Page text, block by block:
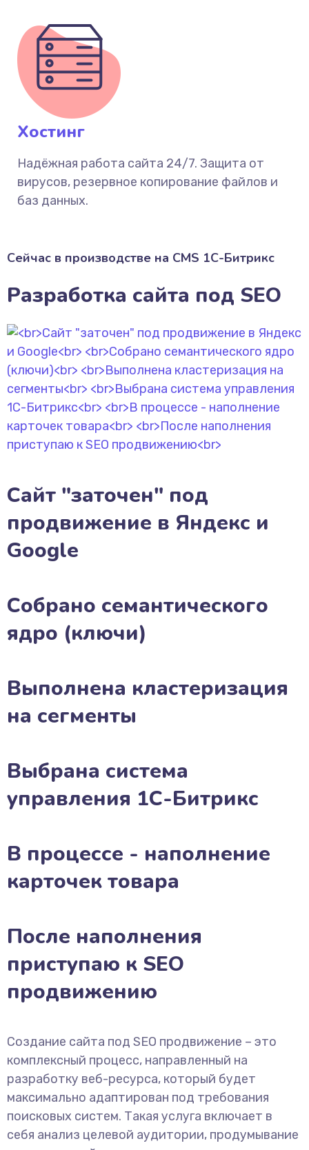
Хостинг
Надёжная работа сайта 24/7. Защита от
вирусов, резервное копирование файлов и
баз данных.
Сейчас в производстве на CMS 1С-Битрикс
Разработка сайта под SEO
Сайт "заточен" под
продвижение в Яндекс и
Google
Собрано семантического
ядро (ключи)
Выполнена кластеризация
на сегменты
Выбрана система
управления 1С-Битрикс
В процессе - наполнение
карточек товара
После наполнения
приступаю к SEO
продвижению
Создание сайта под SEO продвижение – это
комплексный процесс, направленный на
разработку веб-ресурса, который будет
максимально адаптирован под требования
поисковых систем. Такая услуга включает в
себя анализ целевой аудитории, продумывание